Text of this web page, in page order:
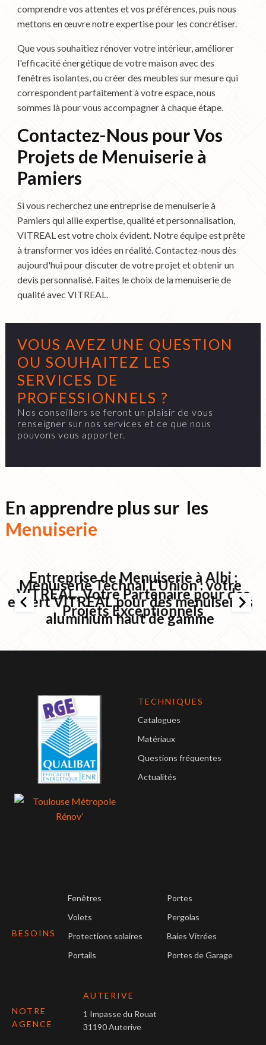
comprendre vos attentes et vos préférences, puis nous
mettons en œuvre notre expertise pour les concrétiser.
Que vous souhaitiez rénover votre intérieur, améliorer
l'efficacité énergétique de votre maison avec des
fenêtres isolantes, ou créer des meubles sur mesure qui
correspondent parfaitement à votre espace, nous
sommes là pour vous accompagner à chaque étape.
Contactez-Nous pour Vos
Projets de Menuiserie à
Pamiers
Si vous recherchez une entreprise de menuiserie à
Pamiers qui allie expertise, qualité et personnalisation,
VITREAL est votre choix évident. Notre équipe est prête
à transformer vos idées en réalité. Contactez-nous dès
aujourd'hui pour discuter de votre projet et obtenir un
devis personnalisé. Faites le choix de la menuiserie de
qualité avec VITREAL.
VOUS AVEZ UNE QUESTION
OU SOUHAITEZ LES
SERVICES DE
PROFESSIONNELS ?
Nos conseillers se feront un plaisir de vous
renseigner sur nos services et ce que nous
pouvons vous apporter.
En apprendre plus sur les
Menuiserie
Menuiserie Technal L’Union : votre
expert VITREAL pour des menuiseries
aluminium haut de gamme
Entreprise de Menuiserie à Albi :
VITREAL, Votre Partenaire pour des
Projets Exceptionnels
TECHNIQUES
Catalogues
Matériaux
Questions fréquentes
Actualités
BESOINS
Fenêtres
Volets
Protections solaires
Portails
Portes
Pergolas
Baies Vitrées
Portes de Garage
NOTRE
AGENCE
AUTERIVE
1 Impasse du Rouat
31190 Auterive